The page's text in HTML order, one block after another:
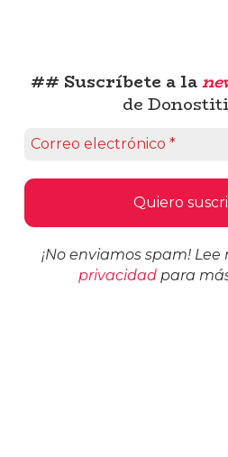
## Suscríbete a la
de
¡No enviamos spam! Lee
privacidadpara